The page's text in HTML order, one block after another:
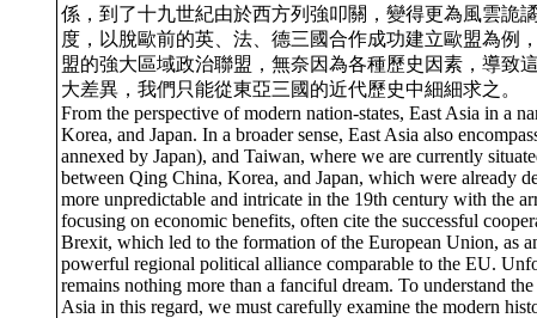
係，到了十九世紀由於西方列強叩關，變得更為風雲詭
度，以脫歐前的英、法、德三國合作成功建立歐盟為例
盟的強大區域政治聯盟，無奈因為各種歷史因素，導致
大差異，我們只能從東亞三國的近代歷史中細細求之。
From the perspective of modern nation-states, East Asia in a
Korea, and Japan. In a broader sense, East Asia also
annexed by Japan), and Taiwan, where we are currently
between Qing China, Korea, and Japan, which were already
more unpredictable and intricate in the 19th century with the
focusing on economic benefits, often cite the successful
Brexit, which led to the formation of the European Union, as
powerful regional political alliance comparable to the EU.
remains nothing more than a fanciful dream. To understand
Asia in this regard, we must carefully examine the modern